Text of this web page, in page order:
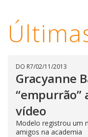
DO R7/02/11/2013
Gracyanne
“empurrão”
vídeo
Modelo registrou um
amigos na academia